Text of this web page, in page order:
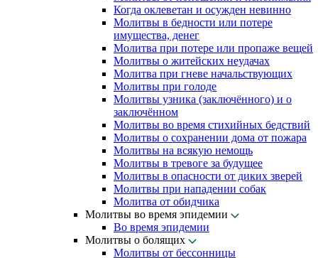
Когда оклеветан и осужден невинно
Молитвы в бедности или потере
имущества, денег
Молитва при потере или пропаже вещей
Молитвы о житейских неудачах
Молитва при гневе начальствующих
Молитвы при голоде
Молитвы узника (заключённого) и о
заключённом
Молитвы во время стихийных бедствий
Молитвы о сохранении дома от пожара
Молитвы на всякую немощь
Молитвы в тревоге за будущее
Молитвы в опасности от диких зверей
Молитвы при нападении собак
Молитва от обидчика
Молитвы во время эпидемии
Во время эпидемии
Молитвы о болящих
Молитвы от бессонницы